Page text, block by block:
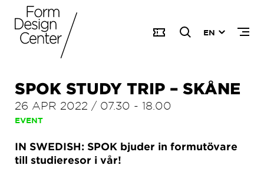
EN
SPOK STUDY TRIP – SKÅNE
26 APR 2022 / 07.30 - 18.00
EVENT
IN SWEDISH: SPOK bjuder in formutövare
till studieresor i vår!